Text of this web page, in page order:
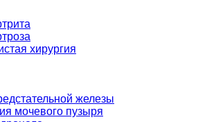
хирургия
железы
мочевого пузыря